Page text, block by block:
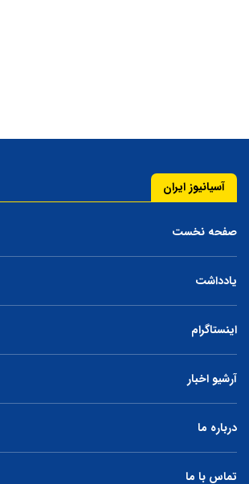
آسیانیوز ایران
صفحه نخست
یادداشت
اینستاگرام
آرشیو اخبار
درباره ما
تماس با ما